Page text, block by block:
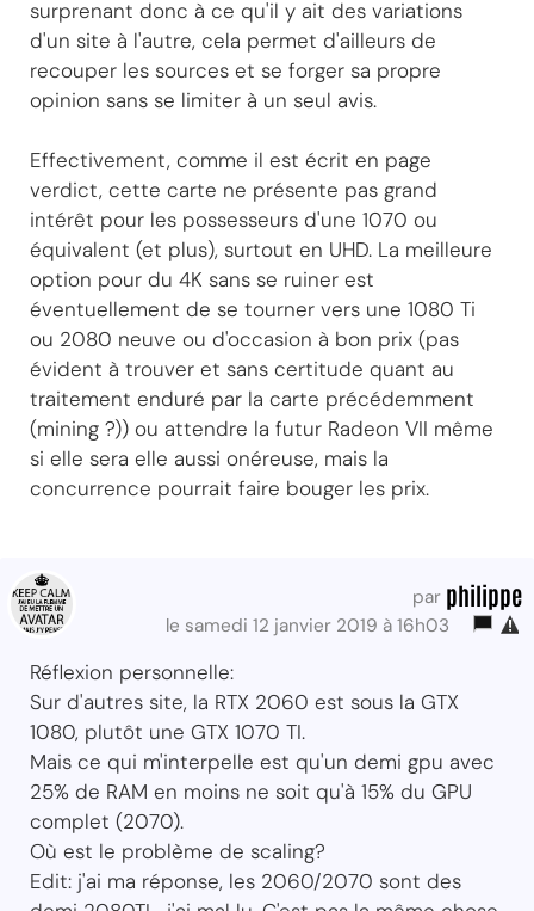
surprenant donc à ce qu'il y ait des variations
d'un site à l'autre, cela permet d'ailleurs de
recouper les sources et se forger sa propre
opinion sans se limiter à un seul avis.
Effectivement, comme il est écrit en page
verdict, cette carte ne présente pas grand
intérêt pour les possesseurs d'une 1070 ou
équivalent (et plus), surtout en UHD. La meilleure
option pour du 4K sans se ruiner est
éventuellement de se tourner vers une 1080 Ti
ou 2080 neuve ou d'occasion à bon prix (pas
évident à trouver et sans certitude quant au
traitement enduré par la carte précédemment
(mining ?)) ou attendre la futur Radeon VII même
si elle sera elle aussi onéreuse, mais la
concurrence pourrait faire bouger les prix.
par philippe
le samedi 12 janvier 2019 à 16h03
Réflexion personnelle:
Sur d'autres site, la RTX 2060 est sous la GTX
1080, plutôt une GTX 1070 TI.
Mais ce qui m'interpelle est qu'un demi gpu avec
25% de RAM en moins ne soit qu'à 15% du GPU
complet (2070).
Où est le problème de scaling?
Edit: j'ai ma réponse, les 2060/2070 sont des